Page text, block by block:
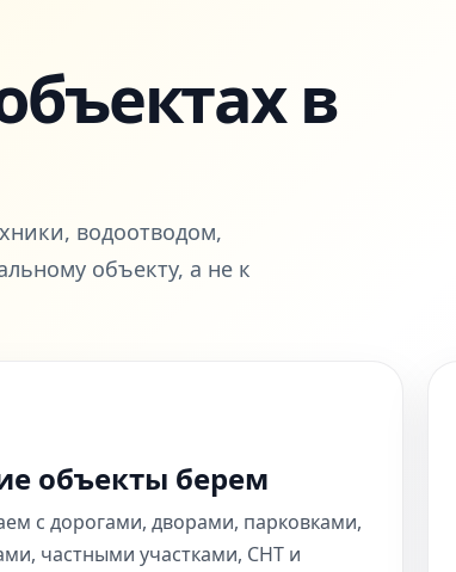
в
водоотводом,
объекту, а не к
объекты берем
с дорогами, дворами, парковками,
частными участками, СНТ и